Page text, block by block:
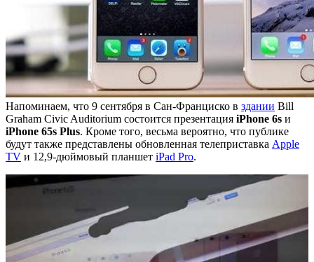
Напоминаем, что 9 сентября в Сан-Франциско в здании Bill
Graham Civic Auditorium состоится презентация iPhone 6s и
iPhone 65s Plus. Кроме того, весьма вероятно, что публике
будут также представлены обновленная телеприставка Apple
TV и 12,9-дюймовый планшет iPad Pro.